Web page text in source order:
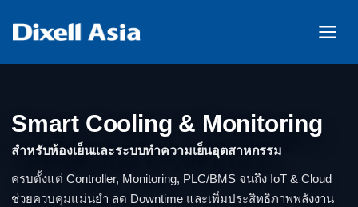
Smart Cooling & Monitoring
สำหรับห้องเย็นและระบบทำความเย็นอุตสาหกรรม
ครบตั้งแต่ Controller, Monitoring, PLC/BMS จนถึง IoT & Cloud
ช่วยควบคุมแม่นยำ ลด Downtime และเพิ่มประสิทธิภาพพลังงาน